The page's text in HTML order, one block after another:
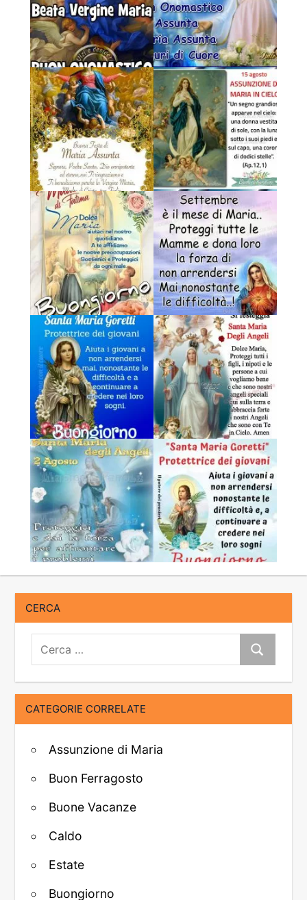
CERCA
Cerca:
Cerca
CATEGORIE CORRELATE
Assunzione di Maria
Buon Ferragosto
Buone Vacanze
Caldo
Estate
Buongiorno